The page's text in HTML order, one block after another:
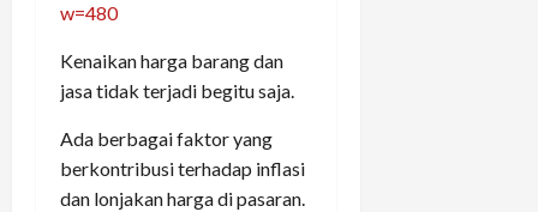
w=480
Kenaikan harga barang dan
jasa tidak terjadi begitu saja.
Ada berbagai faktor yang
berkontribusi terhadap inflasi
dan lonjakan harga di pasaran.